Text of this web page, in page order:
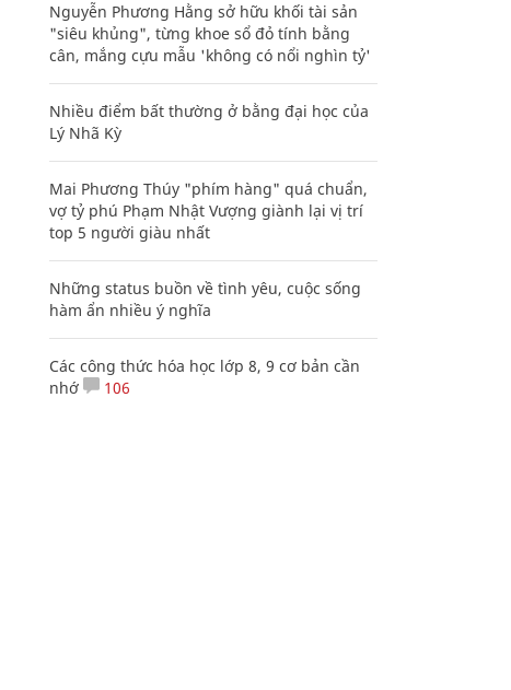
Nguyễn Phương Hằng sở hữu khối tài sản
"siêu khủng", từng khoe sổ đỏ tính bằng
cân, mắng cựu mẫu 'không có nổi nghìn tỷ'
Nhiều điểm bất thường ở bằng đại học của
Lý Nhã Kỳ
Mai Phương Thúy "phím hàng" quá chuẩn,
vợ tỷ phú Phạm Nhật Vượng giành lại vị trí
top 5 người giàu nhất
Những status buồn về tình yêu, cuộc sống
hàm ẩn nhiều ý nghĩa
Các công thức hóa học lớp 8, 9 cơ bản cần
nhớ
106